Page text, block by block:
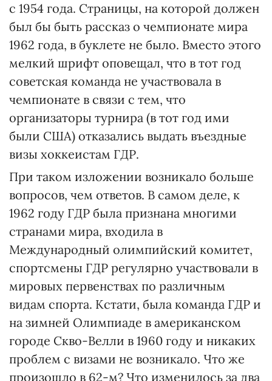
с 1954 года. Страницы, на которой должен
был бы быть рассказ о чемпионате мира
1962 года, в буклете не было. Вместо этого
мелкий шрифт оповещал, что в тот год
советская команда не участвовала в
чемпионате в связи с тем, что
организаторы турнира (в тот год ими
были США) отказались выдать въездные
визы хоккеистам ГДР.
При таком изложении возникало больше
вопросов, чем ответов. В самом деле, к
1962 году ГДР была признана многими
странами мира, входила в
Международный олимпийский комитет,
спортсмены ГДР регулярно участвовали в
мировых первенствах по различным
видам спорта. Кстати, была команда ГДР и
на зимней Олимпиаде в американском
городе Скво-Велли в 1960 году и никаких
проблем с визами не возникало. Что же
произошло в 62-м? Что изменилось за два